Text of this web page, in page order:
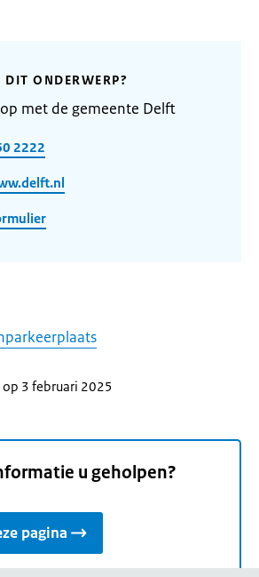
DIT ONDERWERP?
met de gemeente Delft
2222
3 februari 2025
u geholpen?
pagina